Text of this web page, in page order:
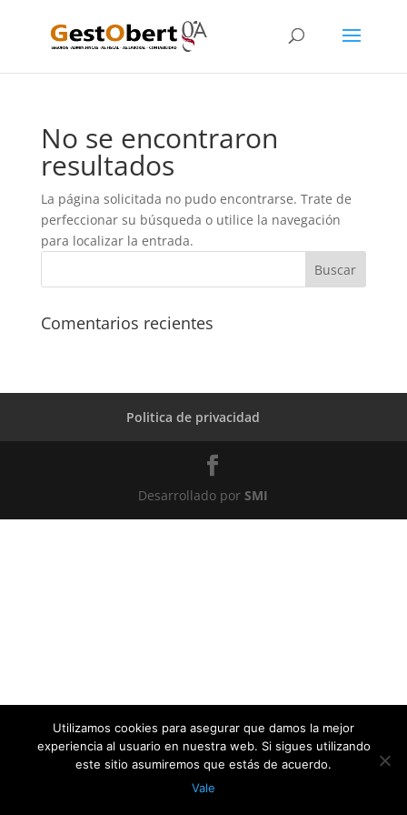
No se encontraron
resultados
La página solicitada no pudo encontrarse. Trate de
perfeccionar su búsqueda o utilice la navegación
para localizar la entrada.
Comentarios recientes
Politica de privacidad
Desarrollado porSMI
Utilizamos cookies para asegurar que damos la mejor
experiencia al usuario en nuestra web. Si sigues utilizando
este sitio asumiremos que estás de acuerdo.
Vale